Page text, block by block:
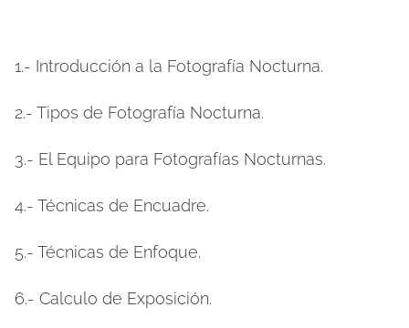
1.- Introducción a la Fotografía Nocturna.
2.- Tipos de Fotografía Nocturna.
3.- El Equipo para Fotografías Nocturnas.
4.- Técnicas de Encuadre.
5.- Técnicas de Enfoque.
6.- Calculo de Exposición.